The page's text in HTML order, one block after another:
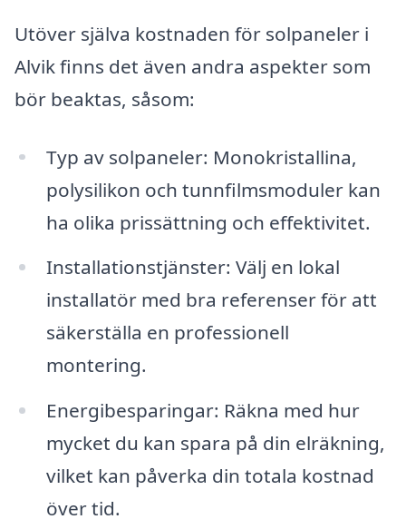
Utöver själva kostnaden för solpaneler i
Alvik finns det även andra aspekter som
bör beaktas, såsom:
Typ av solpaneler: Monokristallina,
polysilikon och tunnfilmsmoduler kan
ha olika prissättning och effektivitet.
Installationstjänster: Välj en lokal
installatör med bra referenser för att
säkerställa en professionell
montering.
Energibesparingar: Räkna med hur
mycket du kan spara på din elräkning,
vilket kan påverka din totala kostnad
över tid.